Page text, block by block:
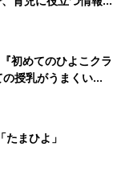
初めてのひよこクラ
授乳がうまくい
のトラブル 解決テ
まひよ」